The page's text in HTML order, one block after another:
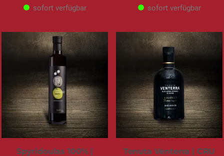
sofort verfügbar
sofort verfügbar
Spyridoulas 100% |
Tenuta Venterra | CRU